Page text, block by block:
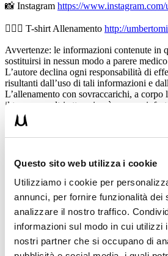
Questo sito web utilizza i cookie
Utilizziamo i cookie per
annunci, per fornire funzionalità dei
analizzare il nostro traffico.
informazioni sul modo in cui utilizzi
nostri partner che si occupano di
📸 Instagram https://
🏋🏻‍♂️ T-shirt Allenamento http://
Avvertenze: le informazioni contenute in
sostituirsi in nessun modo a parere
L’autore declina ogni responsabilità di
risultanti dall’uso di tali informazioni e
L’allenamento con sovraccarichi, a
il trx, e con altri attrezzi può causare
di prestare la massima attenzione e di
metodologie adatte al proprio livello di
medico di fiducia prima di intraprendere
X
Facebook
Allenamento
allenamentomuscoli